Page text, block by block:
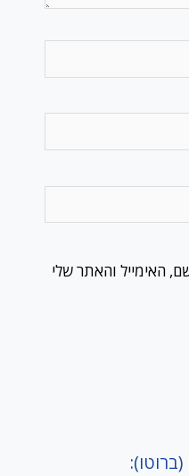
האימייל והאתר שלי